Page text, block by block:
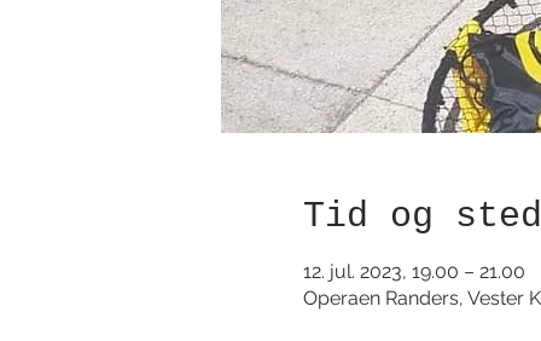
Tid og sted
12. jul. 2023, 19.00 – 21.00
Operaen Randers, Vester